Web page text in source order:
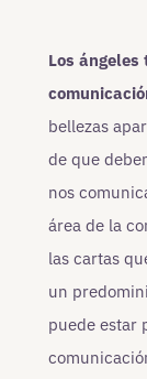
Los
bellezas
de que
nos
área de la
las cartas
un
puede estar